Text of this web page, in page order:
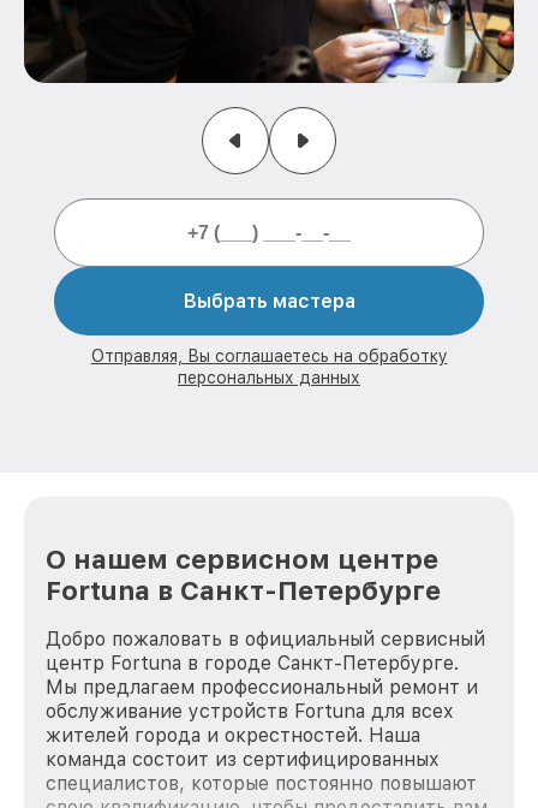
Выбрать мастера
Отправляя, Вы соглашаетесь на обработку
персональных данных
О нашем сервисном центре
Fortuna в Санкт-Петербурге
Добро пожаловать в официальный сервисный
центр Fortuna в городе Санкт-Петербурге.
Мы предлагаем профессиональный ремонт и
обслуживание устройств Fortuna для всех
жителей города и окрестностей. Наша
команда состоит из сертифицированных
специалистов, которые постоянно повышают